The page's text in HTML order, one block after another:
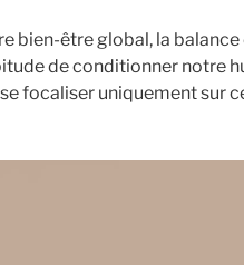
bien-être global, la
de conditionner notre
focaliser uniquement sur